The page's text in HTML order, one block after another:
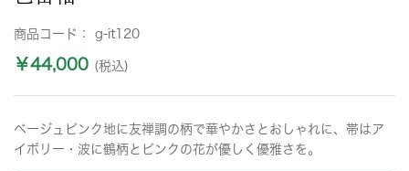
商品コード： g-it120
￥44,000 (税込)
ベージュピンク地に友禅調の柄で華やかさとおしゃれに、帯はア
イボリー・波に鶴柄とピンクの花が優しく優雅さを。